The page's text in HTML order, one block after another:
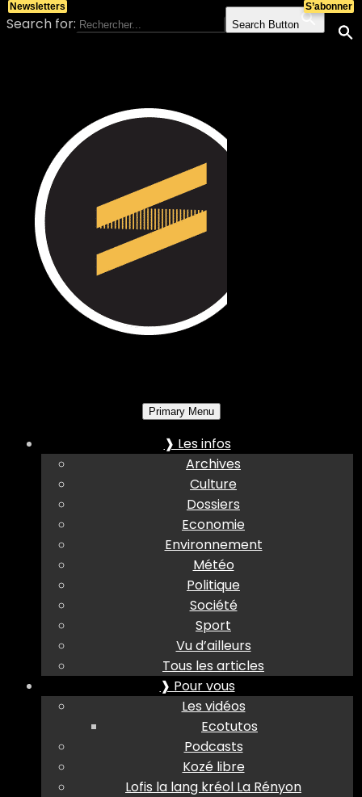
Search for: Search Button
Primary Menu
❱ Les infos
Archives
Culture
Dossiers
Economie
Environnement
Météo
Politique
Société
Sport
Vu d’ailleurs
Tous les articles
❱ Pour vous
Les vidéos
Ecotutos
Podcasts
Kozé libre
Lofis la lang kréol La Rényon
S’abonner
Newsletters